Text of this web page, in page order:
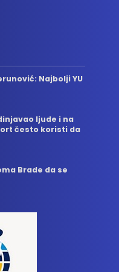
Najbolji YU
ljude i na
često koristi da
Brade da se